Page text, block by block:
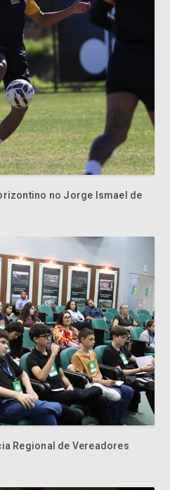
no Jorge Ismael de
Regional de Vereadores